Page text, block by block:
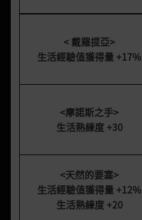
< 戴羅提亞>
生活經驗值獲得量 +17%
<摩諾斯之手>
生活熟練度 +30
<天然的要塞>
生活經驗值獲得量 +12%
生活熟練度 +20